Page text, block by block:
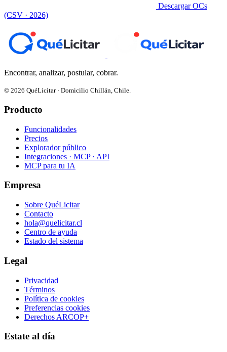
Descargar OCs
(CSV · 2026)
Encontrar, analizar, postular, cobrar.
© 2026 QuéLicitar · Domicilio Chillán, Chile.
Producto
Funcionalidades
Precios
Explorador público
Integraciones · MCP · API
MCP para tu IA
Empresa
Sobre QuéLicitar
Contacto
hola@quelicitar.cl
Centro de ayuda
Estado del sistema
Legal
Privacidad
Términos
Política de cookies
Preferencias cookies
Derechos ARCOP+
Estate al día